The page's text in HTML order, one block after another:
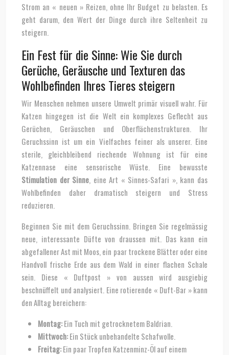
Strom an « neuen » Reizen, ohne Ihr Budget zu belasten. Es
geht darum, den Wert der Dinge durch ihre Seltenheit zu
steigern.
Ein Fest für die Sinne: Wie Sie durch
Gerüche, Geräusche und Texturen das
Wohlbefinden Ihres Tieres steigern
Wir Menschen nehmen unsere Umwelt primär visuell wahr. Für
Katzen hingegen ist die Welt ein komplexes Geflecht aus
Gerüchen, Geräuschen und Oberflächenstrukturen. Ihr
Geruchssinn ist um ein Vielfaches feiner als unserer. Eine
sterile, gleichbleibend riechende Wohnung ist für eine
Katzennase eine sensorische Wüste. Eine bewusste
Stimulation der Sinne , eine Art « Sinnes-Safari », kann das
Wohlbefinden daher dramatisch steigern und Stress
reduzieren.
Beginnen Sie mit dem Geruchssinn. Bringen Sie regelmässig
neue, interessante Düfte von draussen mit. Das kann ein
abgefallener Ast mit Moos, ein paar trockene Blätter oder eine
Handvoll frische Erde aus dem Wald in einer flachen Schale
sein. Diese « Duftpost » von aussen wird ausgiebig
beschnüffelt und analysiert. Eine rotierende « Duft-Bar » kann
den Alltag bereichern:
Montag:Ein Tuch mit getrocknetem Baldrian.
Mittwoch:Ein Stück unbehandelte Schafwolle.
Freitag:Ein paar Tropfen Katzenminz-Öl auf einem